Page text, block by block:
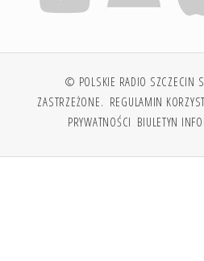
© POLSKIE RADIO SZCZECIN
ZASTRZEŻONE. REGULAMIN
PRYWATNOŚCI BIULETYN